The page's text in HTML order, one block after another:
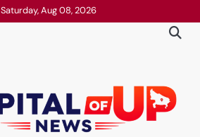
Saturday, Aug 08, 2026